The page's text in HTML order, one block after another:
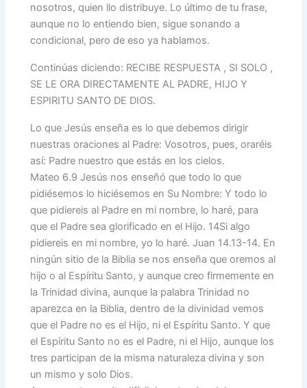
nosotros, quien llo distribuye. Lo último de tu frase,
aunque no lo entiendo bien, sigue sonando a
condicional, pero de eso ya hablamos.
Continúas diciendo: RECIBE RESPUESTA , SI SOLO ,
SE LE ORA DIRECTAMENTE AL PADRE, HIJO Y
ESPIRITU SANTO DE DIOS.
Lo que Jesús enseña es lo que debemos dirigir
nuestras oraciones al Padre: Vosotros, pues, oraréis
así: Padre nuestro que estás en los cielos.
Mateo 6.9 Jesús nos enseñó que todo lo que
pidiésemos lo hiciésemos en Su Nombre: Y todo lo
que pidiereis al Padre en mi nombre, lo haré, para
que el Padre sea glorificado en el Hijo. 14 Si algo
pidiereis en mi nombre, yo lo haré. Juan 14.13-14. En
ningún sitio de la Biblia se nos enseña que oremos al
hijo o al Espíritu Santo, y aunque creo firmemente en
la Trinidad divina, aunque la palabra Trinidad no
aparezca en la Biblia, dentro de la divinidad vemos
que el Padre no es el Hijo, ni el Espíritu Santo. Y que
el Espíritu Santo no es el Padre, ni el Hijo, aunque los
tres participan de la misma naturaleza divina y son
un mismo y solo Dios.